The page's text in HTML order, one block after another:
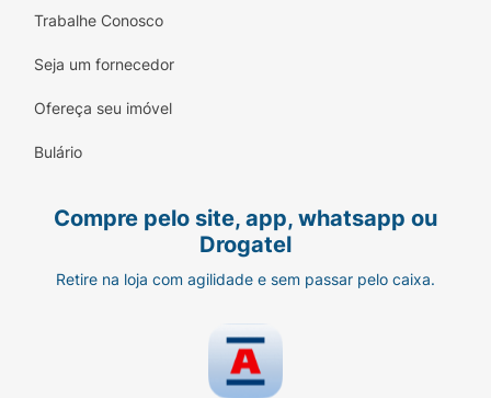
Trabalhe Conosco
Seja um fornecedor
Ofereça seu imóvel
Bulário
Compre pelo site, app, whatsapp ou
Drogatel
Retire na loja com agilidade e sem passar pelo caixa.